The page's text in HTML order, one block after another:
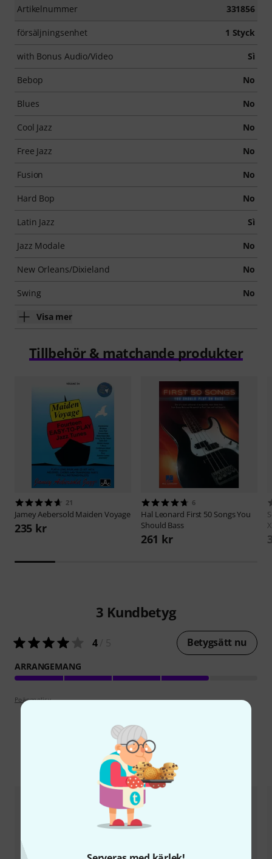
Artikelnummer 331856
försäljningsenhet 1 Styck
with Bonus Audio/Video Sì
Bebop No
Blues No
Cool Jazz No
Free Jazz No
Fusion No
Hard Bop No
Latin Jazz Sì
Jazz Modale No
New Orleans/Dixieland No
Swing No
Visa mer
Tillbehör & matchande produkter
21
Jamey Aebersold Maiden Voyage
235 kr
6
Hal Leonard First 50 Songs You
Should Bass
261 kr
3 Kundbetyg
4/ 5 Betygsätt nu
ARRANGEMANG
Poängpolicy
Jämför alternativ